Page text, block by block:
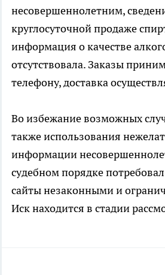
несовершеннолетним,
круглосуточной продаже
информация о качестве
отсутствовала. Заказы
телефону, доставка
Во избежание возможных
также использования
информации
судебном порядке
сайты незаконными и
Иск находится в стадии